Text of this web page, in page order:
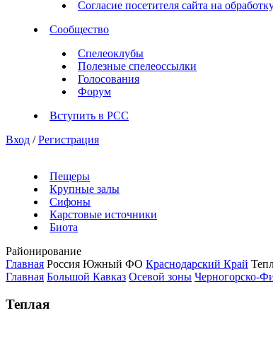
Согласие посетителя сайта на
Сообщество
Спелеоклубы
Полезные спелеоссылки
Голосования
Форум
Вступить в РСС
Вход / Регистрация
Пещеры
Крупные залы
Сифоны
Карстовые источники
Биота
Районирование
Главная Россия Южный ФО Краснодарский Край
Главная Большой Кавказ Осевой зоны Черногорско-
Теплая